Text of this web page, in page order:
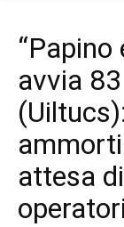
avvia
attesa